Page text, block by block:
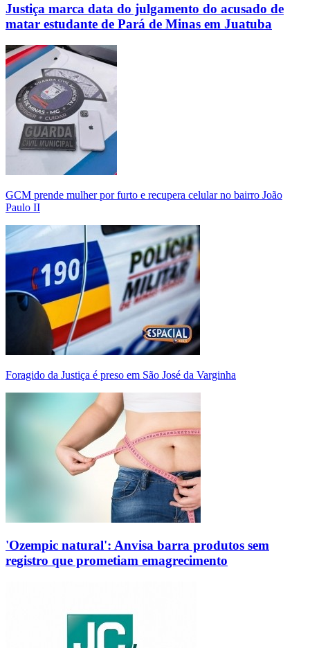
Justiça marca data do julgamento do acusado de
matar estudante de Pará de Minas em Juatuba
GCM prende mulher por furto e recupera celular no bairro João
Paulo II
Foragido da Justiça é preso em São José da Varginha
'Ozempic natural': Anvisa barra produtos sem
registro que prometiam emagrecimento